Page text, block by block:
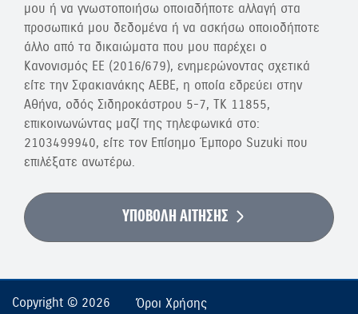
μου ή να γνωστοποιήσω οποιαδήποτε αλλαγή στα
προσωπικά μου δεδομένα ή να ασκήσω οποιοδήποτε
άλλο από τα δικαιώματα που μου παρέχει ο
Κανονισμός ΕΕ (2016/679), ενημερώνοντας σχετικά
είτε την Σφακιανάκης ΑΕΒΕ, η οποία εδρεύει στην
Αθήνα, οδός Σιδηροκάστρου 5-7, ΤΚ 11855,
επικοινωνώντας μαζί της τηλεφωνικά στο:
2103499940, είτε τον Επίσημο Έμπορο Suzuki που
επιλέξατε ανωτέρω.
ΥΠΟΒΟΛΗ ΑΙΤΗΣΗΣ
Copyright © 2026 Όροι Χρήσης